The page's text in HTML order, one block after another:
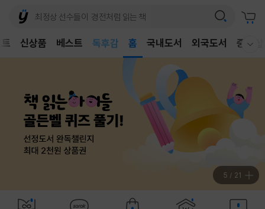
신상품 베스트
독후감
홈 국내도서 외국도서 중고샵
6 / 21